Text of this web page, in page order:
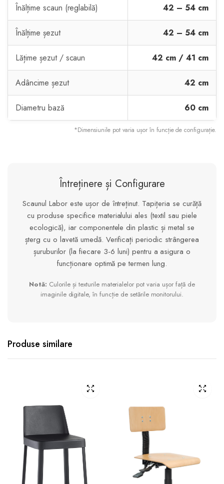
Înălțime scaun (reglabilă) 42 – 54 cm
Înălțime șezut 42 – 54 cm
Lățime șezut / scaun 42 cm / 41 cm
Adâncime șezut 42 cm
Diametru bază 60 cm
*Dimensiunile pot varia ușor în funcție de configurație.
Întreținere și Configurare
Scaunul Labor este ușor de întreținut. Tapițeria se curăță
cu produse specifice materialului ales (textil sau piele
ecologică), iar componentele din plastic și metal se
șterg cu o lavetă umedă. Verificați periodic strângerea
șuruburilor (la fiecare 3-6 luni) pentru a asigura o
funcționare optimă pe termen lung.
Notă: Culorile și texturile materialelor pot varia ușor față de
imaginile digitale, în funcție de setările monitorului.
Produse similare